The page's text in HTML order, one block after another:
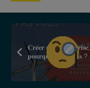
𝐂𝐫𝐞́𝐞𝐫 𝐮𝐧𝐞 𝐞𝐧𝐭𝐫𝐞𝐩𝐫𝐢𝐬𝐞,
𝐩𝐨𝐮𝐫𝐪𝐮𝐨𝐢 𝐩𝐚𝐬 𝐯𝐨𝐮𝐬 ?